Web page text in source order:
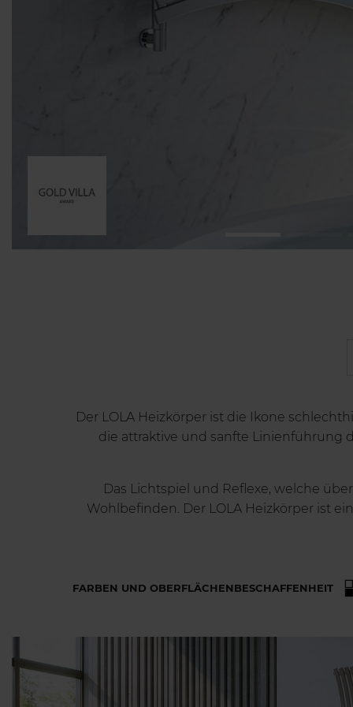
Der LOLA Heizkörper ist die Ikone
die attraktive und sanfte Linienführung
Das Lichtspiel und Reflexe, welche
Wohlbefinden. Der LOLA Heizkörper ist
FARBEN UND OBERFLÄCHENBESCHAFFENHEIT